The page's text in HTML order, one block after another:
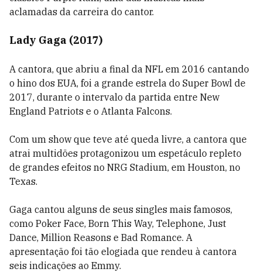
aclamadas da carreira do cantor.
Lady Gaga (2017)
A cantora, que abriu a final da NFL em 2016 cantando
o hino dos EUA, foi a grande estrela do Super Bowl de
2017, durante o intervalo da partida entre New
England Patriots e o Atlanta Falcons.
Com um show que teve até queda livre, a cantora que
atrai multidões protagonizou um espetáculo repleto
de grandes efeitos no NRG Stadium, em Houston, no
Texas.
Gaga cantou alguns de seus singles mais famosos,
como Poker Face, Born This Way, Telephone, Just
Dance, Million Reasons e Bad Romance. A
apresentação foi tão elogiada que rendeu à cantora
seis indicações ao Emmy.